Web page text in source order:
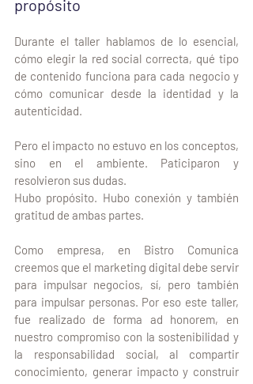
propósito
Durante el taller hablamos de lo esencial,
cómo elegir la red social correcta, qué tipo
de contenido funciona para cada negocio y
cómo comunicar desde la identidad y la
autenticidad.
Pero el impacto no estuvo en los conceptos,
sino en el ambiente. Paticiparon y
resolvieron sus dudas.
Hubo propósito. Hubo conexión y también
gratitud de ambas partes.
Como empresa, en Bistro Comunica
creemos que el marketing digital debe servir
para impulsar negocios, sí, pero también
para impulsar personas. Por eso este taller,
fue realizado de forma ad honorem, en
nuestro compromiso con la sostenibilidad y
la responsabilidad social, al compartir
conocimiento, generar impacto y construir